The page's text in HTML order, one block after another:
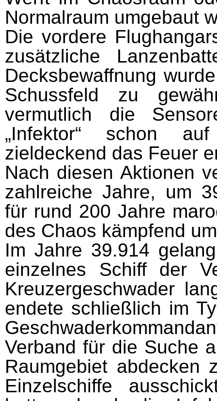
Normalraum umgebaut
Die vordere
zusätzliche
Decksbewaffnung
Schussfeld zu
vermutlich die
„Infektor“ schon
zieldeckend das Feuer
Nach diesen Aktionen
zahlreiche Jahre, um
für rund 200 Jahre
des Chaos kämpfend
Im Jahre 39.914
einzelnes Schiff der
Kreuzergeschwader
endete schließlich im
Verband für die Suche
Raumgebiet
Einzelschiffe